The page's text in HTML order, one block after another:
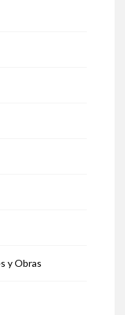
y Obras